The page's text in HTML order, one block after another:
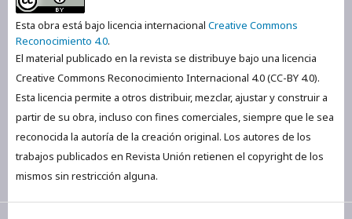
Esta obra está bajo licencia internacional Creative Commons
Reconocimiento 4.0.
El material publicado en la revista se distribuye bajo una licencia
Creative Commons Reconocimiento Internacional 4.0 (CC-BY 4.0).
Esta licencia permite a otros distribuir, mezclar, ajustar y construir a
partir de su obra, incluso con fines comerciales, siempre que le sea
reconocida la autoría de la creación original. Los autores de los
trabajos publicados en Revista Unión retienen el copyright de los
mismos sin restricción alguna.